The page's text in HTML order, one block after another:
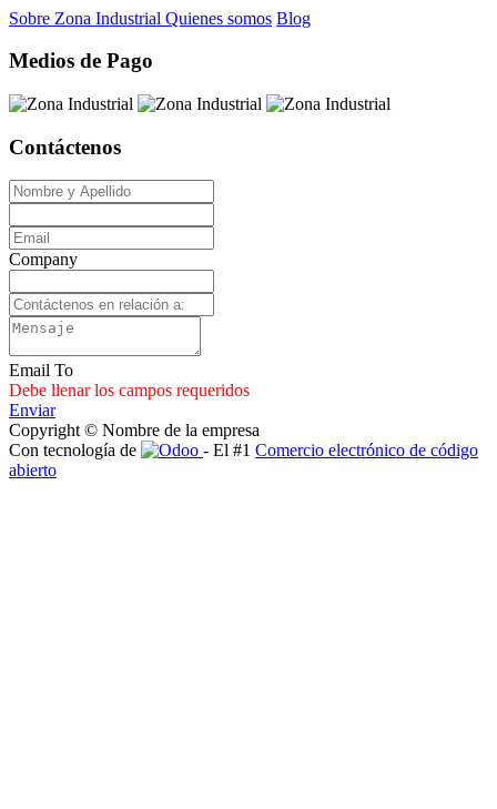
Sobre Zona Industrial Quienes somos Blog
Medios de Pago
Contáctenos
Company
Email To
Debe llenar los campos requeridos
Enviar
Copyright © Nombre de la empresa
Con tecnología de
- El #1 Comercio electrónico de código
abierto